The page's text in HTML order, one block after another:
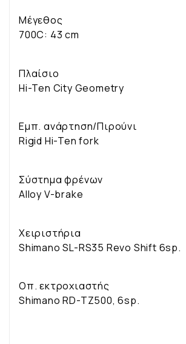
Μέγεθος
700C: 43 cm
Πλαίσιο
Hi-Ten City Geometry
Εμπ. ανάρτηση/Πιρούνι
Rigid Hi-Ten fork
Σύστημα φρένων
Alloy V-brake
Χειριστήρια
Shimano SL-RS35 Revo Shift 6sp.
Οπ. εκτροχιαστής
Shimano RD-TZ500, 6sp.